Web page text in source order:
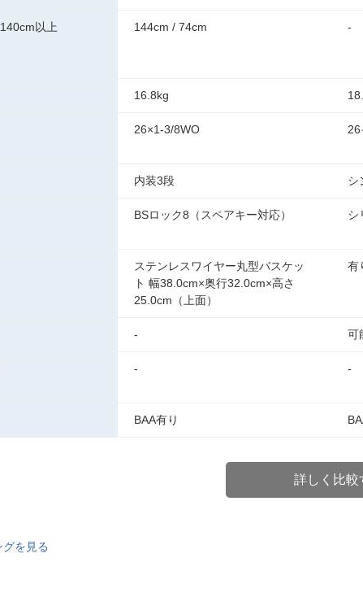
以上 144cm / 74cm
16.8kg
26×1-3/8WO
内装3段
BSロック8（スペアキー対応）
ステンレスワイヤー丸型バスケッ
ト 幅38.0cm×奥行32.0cm×高さ
25.0cm（上面）
-
-
BAA有り
-
26
シ
シ
有
可
-
詳しく比較
を見る